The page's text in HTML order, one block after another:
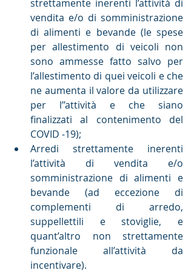
strettamente inerenti l’attività di
vendita e/o di somministrazione
di alimenti e bevande (le spese
per allestimento di veicoli non
sono ammesse fatto salvo per
l’allestimento di quei veicoli e che
ne aumenta il valore da utilizzare
per l’’attività e che siano
finalizzati al contenimento del
COVID -19);
Arredi strettamente inerenti
l’attività di vendita e/o
somministrazione di alimenti e
bevande (ad eccezione di
complementi di arredo,
suppellettili e stoviglie, e
quant’altro non strettamente
funzionale all’attività da
incentivare).